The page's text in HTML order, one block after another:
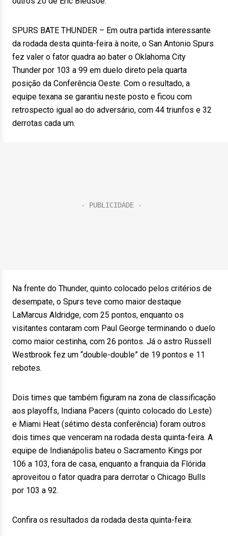
SPURS BATE THUNDER – Em outra partida interessante
da rodada desta quinta-feira à noite, o San Antonio Spurs
fez valer o fator quadra ao bater o Oklahoma City
Thunder por 103 a 99 em duelo direto pela quarta
posição da Conferência Oeste. Com o resultado, a
equipe texana se garantiu neste posto e ficou com
retrospecto igual ao do adversário, com 44 triunfos e 32
derrotas cada um.
Na frente do Thunder, quinto colocado pelos critérios de
desempate, o Spurs teve como maior destaque
LaMarcus Aldridge, com 25 pontos, enquanto os
visitantes contaram com Paul George terminando o duelo
como maior cestinha, com 26 pontos. Já o astro Russell
Westbrook fez um “double-double” de 19 pontos e 11
rebotes.
Dois times que também figuram na zona de classificação
aos playoffs, Indiana Pacers (quinto colocado do Leste)
e Miami Heat (sétimo desta conferência) foram outros
dois times que venceram na rodada desta quinta-feira. A
equipe de Indianápolis bateu o Sacramento Kings por
106 a 103, fora de casa, enquanto a franquia da Flórida
aproveitou o fator quadra para derrotar o Chicago Bulls
por 103 a 92.
Confira os resultados da rodada desta quinta-feira: